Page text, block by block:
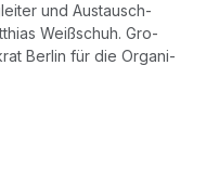
und Aus­tausch­
Weiß­schuh. Gro­
Ber­lin für die Orga­ni­